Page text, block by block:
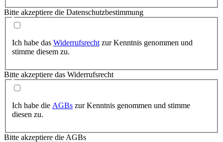
Bitte akzeptiere die Datenschutzbestimmung
Ich habe das Widerrufsrecht zur Kenntnis genommen und
stimme diesem zu.
Bitte akzeptiere das Widerrufsrecht
Ich habe die AGBs zur Kenntnis genommen und stimme
diesen zu.
Bitte akzeptiere die AGBs